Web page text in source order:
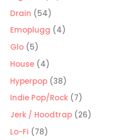
Drain 5454
productos
Emoplugg 44
Glo 55
productos
House 44
productos
Hyperpop 3838
productos
Indie Pop/Rock 77
productos
Jerk / Hoodtrap 2626
Lo-Fi 7878